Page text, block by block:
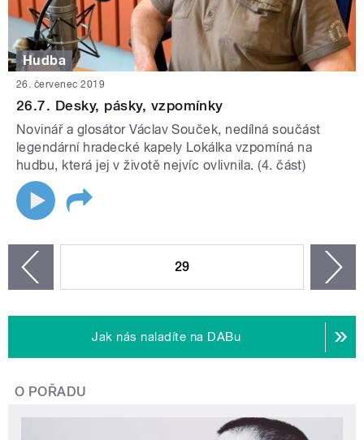
Hudba
26. červenec 2019
26.7. Desky, pásky, vzpomínky
Novinář a glosátor Václav Souček, nedílná součást
legendární hradecké kapely Lokálka vzpomíná na
hudbu, která jej v životě nejvíc ovlivnila. (4. část)
29
Jak nás naladíte na DABu
O POŘADU